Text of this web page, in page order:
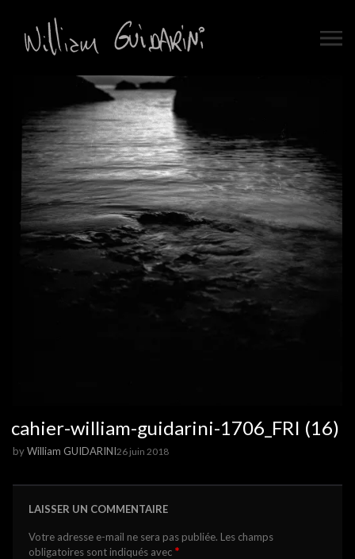
cahier-william-guidarini-1706_FRI (16)
byWilliam GUIDARINI26 juin 2018
LAISSER UN COMMENTAIRE
Votre adresse e-mail ne sera pas publiée. Les champs
obligatoires sont indiqués avec *